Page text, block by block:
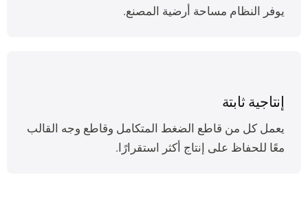
يوفر النظام مساحة أرضية المصنع.
إنتاجية ثابتة
يعمل كل من قاطع الضغط المتكامل وقاطع وجه القالب
معًا للحفاظ على إنتاج أكثر استقرارًا.